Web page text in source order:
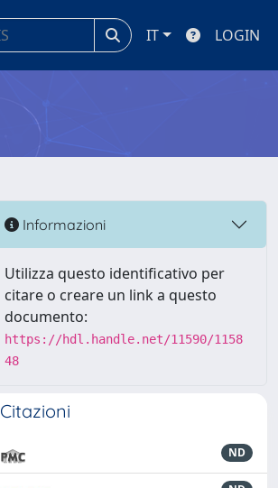
IT LOGIN
Informazioni
Utilizza questo identificativo per
citare o creare un link a questo
documento:
https://hdl.handle.net/11590/1158
48
Citazioni
ND